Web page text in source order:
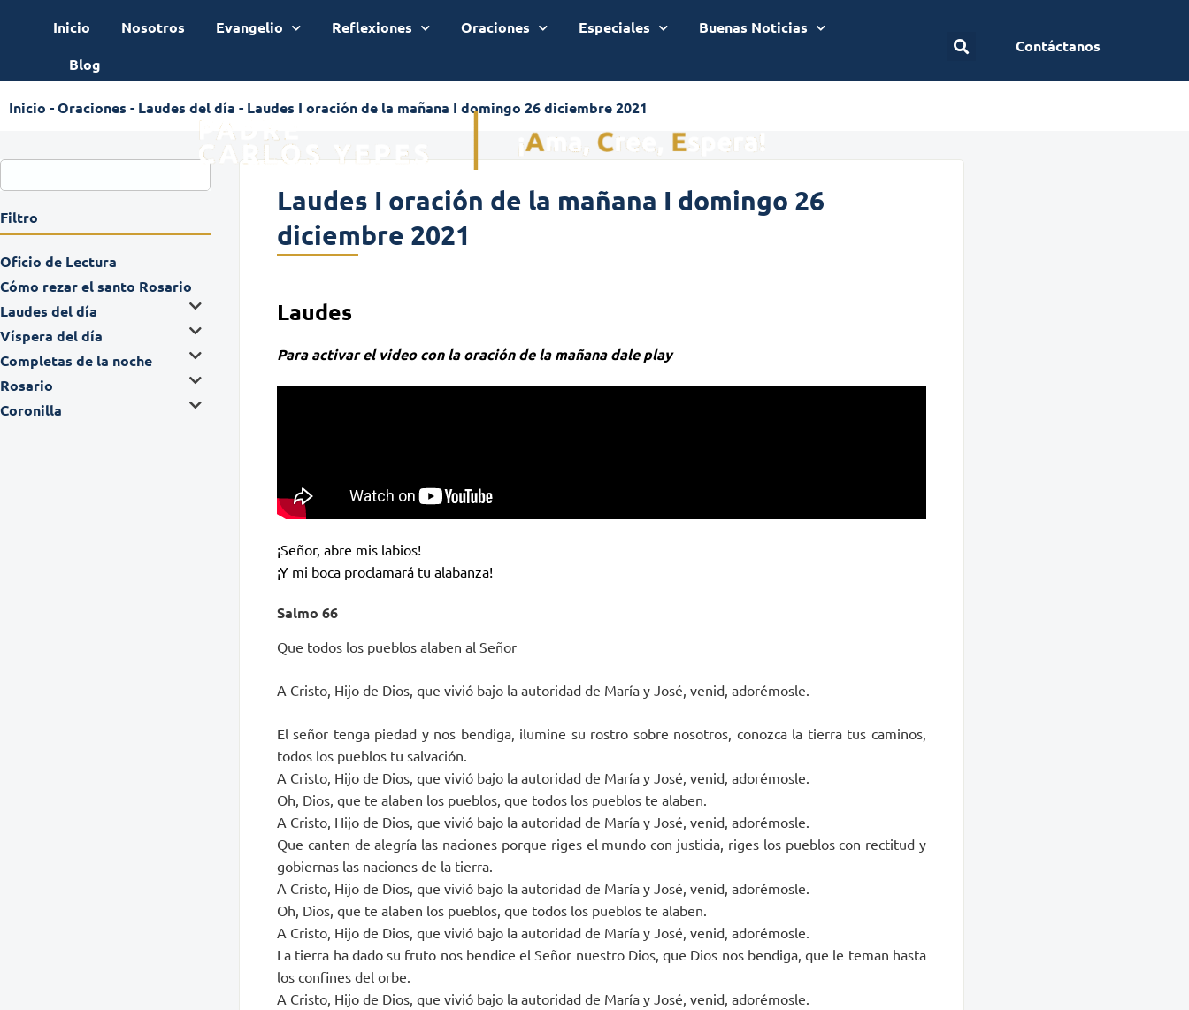
Inicio Nosotros Evangelio Reflexiones Oraciones Especiales
Buenas Noticias
Blog
Contáctanos
Inicio -Oraciones - Laudes del día - Laudes I oración de la mañana I domingo 26 diciembre 2021
Filtro
Oficio de Lectura
Cómo rezar el santo Rosario
Laudes del día
Víspera del día
Completas de la noche
Rosario
Coronilla
Laudes I oración de la mañana I domingo 26
diciembre 2021
Laudes
Para activar el video con la oración de la mañana dale play
¡Señor, abre mis labios!
¡Y mi boca proclamará tu alabanza!
Salmo 66
Que todos los pueblos alaben al Señor
A Cristo, Hijo de Dios, que vivió bajo la autoridad de María y José, venid, adorémosle.
El señor tenga piedad y nos bendiga, ilumine su rostro sobre nosotros, conozca la tierra tus caminos,
todos los pueblos tu salvación.
A Cristo, Hijo de Dios, que vivió bajo la autoridad de María y José, venid, adorémosle.
Oh, Dios, que te alaben los pueblos, que todos los pueblos te alaben.
A Cristo, Hijo de Dios, que vivió bajo la autoridad de María y José, venid, adorémosle.
Que canten de alegría las naciones porque riges el mundo con justicia, riges los pueblos con rectitud y
gobiernas las naciones de la tierra.
A Cristo, Hijo de Dios, que vivió bajo la autoridad de María y José, venid, adorémosle.
Oh, Dios, que te alaben los pueblos, que todos los pueblos te alaben.
A Cristo, Hijo de Dios, que vivió bajo la autoridad de María y José, venid, adorémosle.
La tierra ha dado su fruto nos bendice el Señor nuestro Dios, que Dios nos bendiga, que le teman hasta
los confines del orbe.
A Cristo, Hijo de Dios, que vivió bajo la autoridad de María y José, venid, adorémosle.